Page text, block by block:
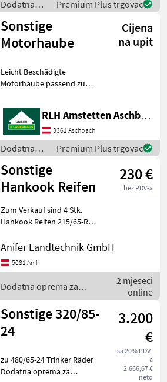
- ausklap
Dodatna
oprema za
traktore /
Sonstige
Premium Plus trgovac
Sonstige
Motorhaube
Cijena
na upit
Leicht Beschädigte
Motorhaube passend zu
Dodatna oprema za
traktore Ostala oprema za
traktore
RLH Amstetten Aschbach
3361 Aschbach
Dodatna
oprema za
traktore /
Sonstige
Premium Plus trgovac
Sonstige
Hankook Reifen
230 €
bez PDV-a
Zum Verkauf sind 4 Stk.
Hankook Reifen 215/65-R17
Gewschwindigkeit V-bis 240
Jahr alt, Neupreis 450 €
Anifer Landtechnik GmbH
5081 Anif
Dodatna oprema za
traktore / Sonstige
2 mjeseci
online
Sonstige 320/85-
24
3.200
€
sa 20% PDV-
a
2.666,67 €
neto
zu 480/65-24 Trinker Räder
Dodatna oprema za